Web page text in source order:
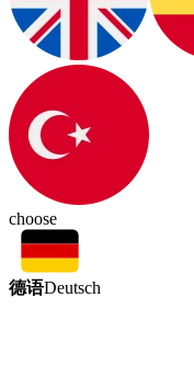
choose
德语Deutsch